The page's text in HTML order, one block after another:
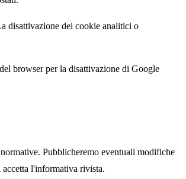
disattivazione dei cookie analitici o
browser per la disattivazione di Google
Pubblicheremo eventuali modifiche
l'informativa rivista.